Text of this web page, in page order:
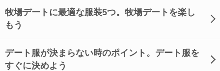
牧場デートに最適な服装5つ。牧場デートを楽し
もう
デート服が決まらない時のポイント。デート服を
すぐに決めよう